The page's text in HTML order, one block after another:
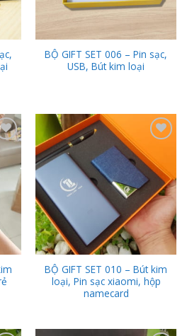
BỘ GIFT SET 006 – Pin sạc,
USB, Bút kim loại
to
Add to
Wishlist
BỘ GIFT SET 010 – Bút kim
loại, Pin sạc xiaomi, hộp
namecard